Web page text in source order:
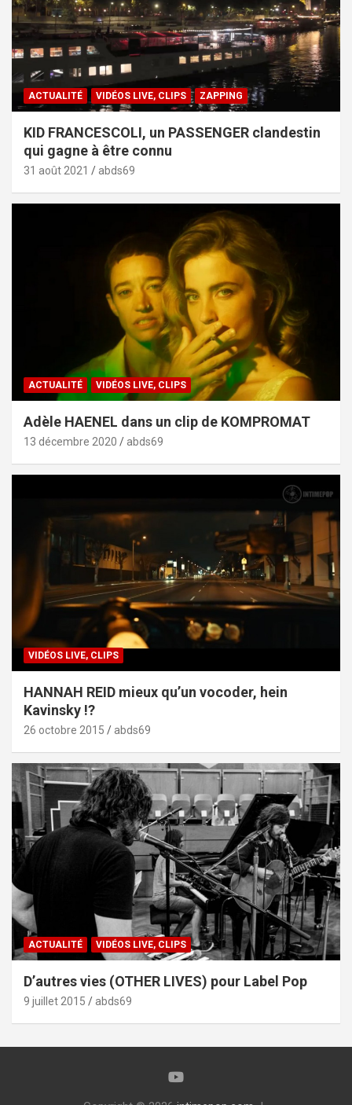
ACTUALITÉ VIDÉOS LIVE, CLIPS ZAPPING
KID FRANCESCOLI, un PASSENGER clandestin
qui gagne à être connu
31 août 2021 abds69
ACTUALITÉ VIDÉOS LIVE, CLIPS
Adèle HAENEL dans un clip de KOMPROMAT
13 décembre 2020 abds69
VIDÉOS LIVE, CLIPS
HANNAH REID mieux qu’un vocoder, hein
Kavinsky !?
26 octobre 2015 abds69
ACTUALITÉ VIDÉOS LIVE, CLIPS
D’autres vies (OTHER LIVES) pour Label Pop
9 juillet 2015 abds69